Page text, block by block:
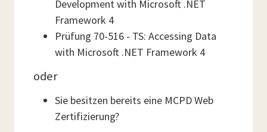
Development with Microsoft .NET
Framework 4
Prüfung 70-516 - TS: Accessing Data
with Microsoft .NET Framework 4
oder
Sie besitzen bereits eine MCPD Web
Zertifizierung?